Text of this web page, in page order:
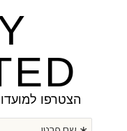
הצטרפו